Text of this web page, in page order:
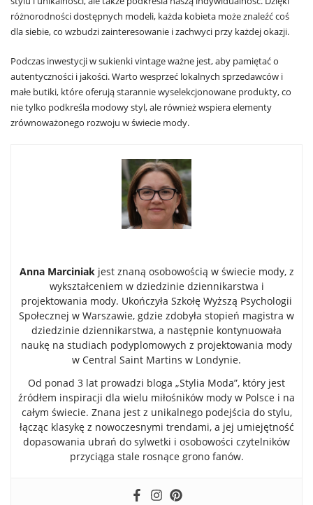
różnorodności dostępnych modeli, każda kobieta może znaleźć coś
dla siebie, co wzbudzi zainteresowanie i zachwyci przy każdej okazji.
Podczas inwestycji w sukienki vintage ważne jest, aby pamiętać o
autentyczności i jakości. Warto wesprzeć lokalnych sprzedawców i
małe butiki, które oferują starannie wyselekcjonowane produkty, co
nie tylko podkreśla modowy styl, ale również wspiera elementy
zrównoważonego rozwoju w świecie mody.
Anna Marciniakjest znaną osobowością w świecie mody, z
wykształceniem w dziedzinie dziennikarstwa i
projektowania mody. Ukończyła Szkołę Wyższą Psychologii
Społecznej w Warszawie, gdzie zdobyła stopień magistra w
dziedzinie dziennikarstwa, a następnie kontynuowała
naukę na studiach podyplomowych z projektowania mody
w Central Saint Martins w Londynie.
Od ponad 3 lat prowadzi bloga „Stylia Moda”, który jest
źródłem inspiracji dla wielu miłośników mody w Polsce i na
całym świecie. Znana jest z unikalnego podejścia do stylu,
łącząc klasykę z nowoczesnymi trendami, a jej umiejętność
dopasowania ubrań do sylwetki i osobowości czytelników
przyciąga stale rosnące grono fanów.